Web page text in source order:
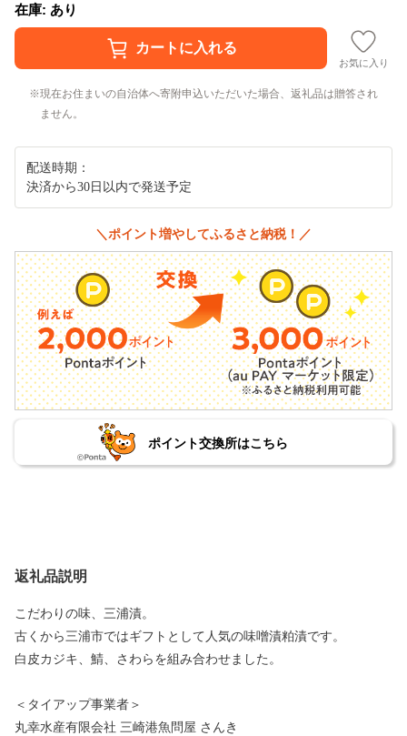
在庫: あり
お気に入り
現在お住まいの自治体へ寄附申込いただいた場合、返礼品は贈答され
ません。
配送時期：
決済から30日以内で発送予定
＼ポイント増やしてふるさと納税！／
ポイント交換所はこちら
返礼品説明
こだわりの味、三浦漬。
古くから三浦市ではギフトとして人気の味噌漬粕漬です。
白皮カジキ、鯖、さわらを組み合わせました。
＜タイアップ事業者＞
丸幸水産有限会社 三崎港魚問屋 さんき